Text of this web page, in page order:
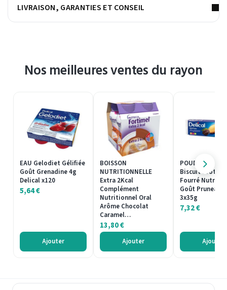
LIVRAISON, GARANTIES ET CONSEIL
Nos meilleures ventes du rayon
EAU Gelodiet Gélifiée
Goût Grenadine 4g
Delical x120
5,64€
Ajouter
BOISSON
NUTRITIONNELLE
Extra 2Kcal
Complément
Nutritionnel Oral
Arôme Chocolat
Caramel…
13,80€
Ajouter
POUDRE
Biscuit
Fourré
Goût Pruneau
3x35g
7,32€
Ajouter